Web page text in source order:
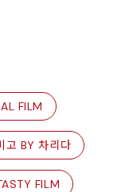
FILM
고 BY 차리다
FILM